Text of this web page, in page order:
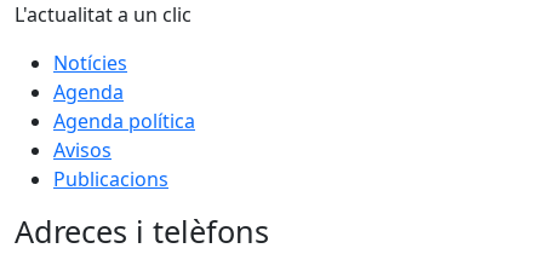
L'actualitat a un clic
Notícies
Agenda
Agenda política
Avisos
Publicacions
Adreces i telèfons